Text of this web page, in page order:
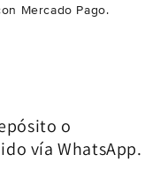
Mercado Pago.
o
vía WhatsApp.